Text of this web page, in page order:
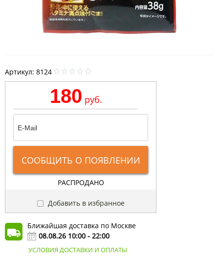
Артикул: 8124
180 руб.
СООБЩИТЬ О ПОЯВЛЕНИИ
РАСПРОДАНО
Добавить в избранное
Ближайшая доставка по Москве
08.08.26 10:00 - 22:00
УСЛОВИЯ ДОСТАВКИ И ОПЛАТЫ